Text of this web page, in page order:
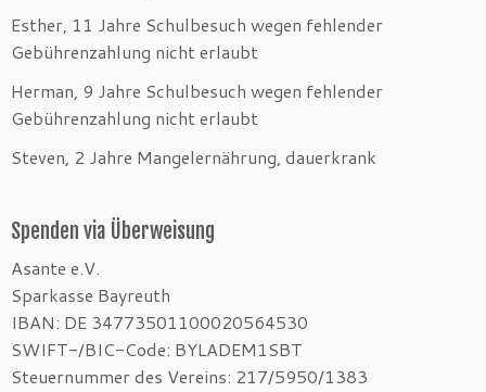
Esther, 11 Jahre Schulbesuch wegen fehlender
Gebührenzahlung nicht erlaubt
Herman, 9 Jahre Schulbesuch wegen fehlender
Gebührenzahlung nicht erlaubt
Steven, 2 Jahre Mangelernährung, dauerkrank
Spenden via Überweisung
Asante e.V.
Sparkasse Bayreuth
IBAN: DE 34773501100020564530
SWIFT-/BIC-Code: BYLADEM1SBT
Steuernummer des Vereins: 217/5950/1383